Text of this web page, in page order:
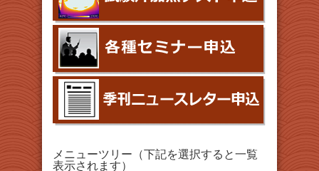
メニューツリー（下記を選択すると一覧
表示されます）